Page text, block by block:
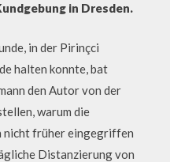
in Dresden.
in der Pirinçci
halten konnte, bat
den Autor von der
warum die
nicht früher eingegriffen
Distanzierung von